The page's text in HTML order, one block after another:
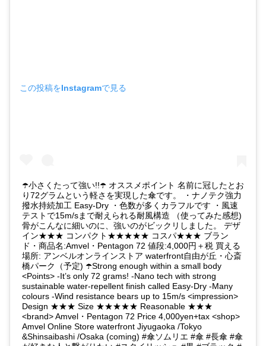
この投稿をInstagramで見る
☂️小さくたって強い!!☂️ オススメポイント 名前に冠したとお
り72グラムという軽さを実現した傘です。 ・ナノテク強力
撥水持続加工 Easy-Dry ・色数が多くカラフルです ・風速
テストで15m/sまで耐えられる耐風構造 （使ってみた感想)
骨がこんなに細いのに、強いのがビックリしました。 デザ
イン★★★ コンパクト★★★★★ コスパ★★★ ブラン
ド・商品名:Amvel・Pentagon 72 値段:4,000円＋税 買える
場所: アンベルオンラインストア waterfront自由が丘・心斎
橋パーク（予定) ☂️Strong enough within a small body
<Points> -It’s only 72 grams! -Nano tech with strong
sustainable water-repellent finish called Easy-Dry -Many
colours -Wind resistance bears up to 15m/s <impression>
Design ★★★ Size ★★★★★ Reasonable ★★★
<brand> Amvel・Pentagon 72 Price 4,000yen+tax <shop>
Amvel Online Store waterfront Jiyugaoka /Tokyo
&Shinsaibashi /Osaka (coming) #傘ソムリエ #傘 #長傘 #傘